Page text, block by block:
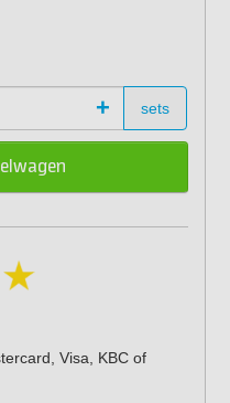
+ sets
Visa, KBC of